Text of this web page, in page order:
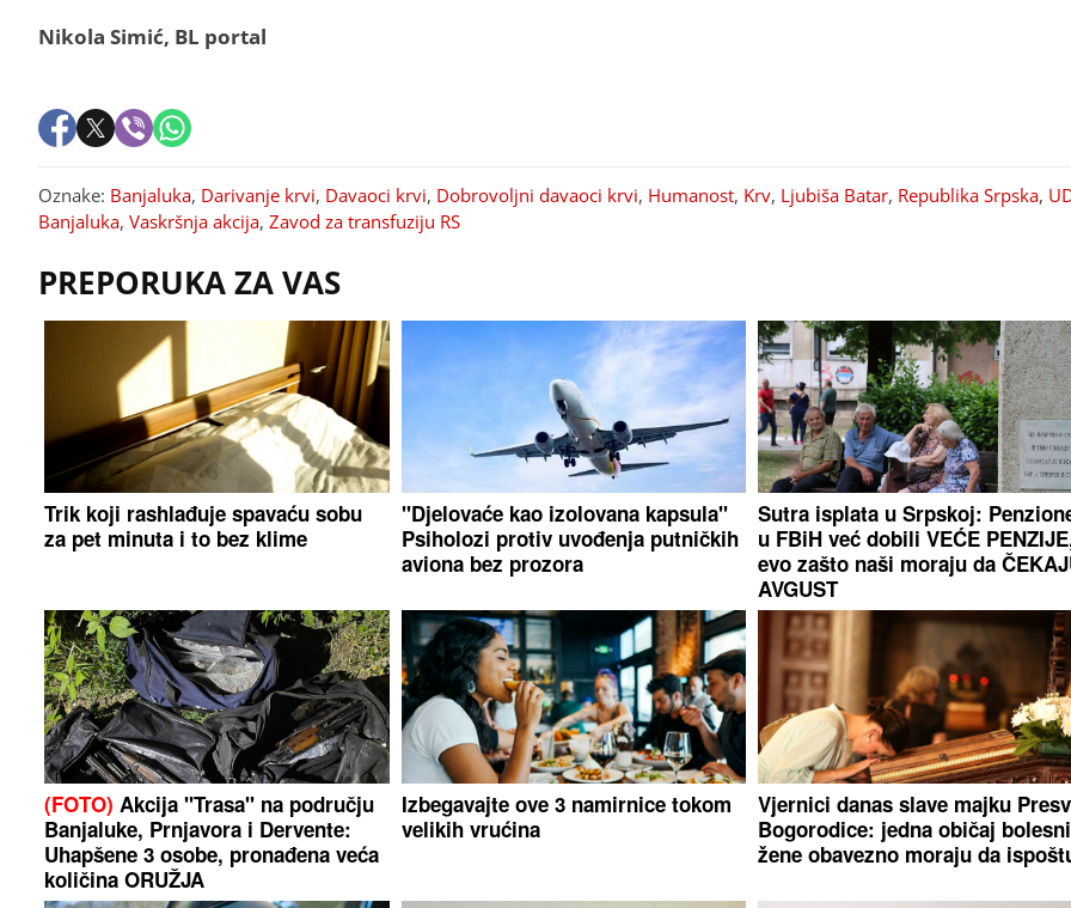
Nikola Simić, BL portal
Oznake: Banjaluka, Darivanje krvi, Davaoci krvi, Dobrovoljni davaoci krvi, Humanost, Krv, Ljubiša Batar, Republika Srpska,
Banjaluka, Vaskršnja akcija, Zavod za transfuziju RS
PREPORUKA ZA VAS
Trik koji rashlađuje spavaću sobu
za pet minuta i to bez klime
"Djelovaće kao izolovana kapsula"
Psiholozi protiv uvođenja putničkih
aviona bez prozora
Sutra isplata u Srpskoj:
u FBiH već dobili VEĆE
evo zašto naši moraju da
AVGUST
(FOTO) Akcija "Trasa" na području
Banjaluke, Prnjavora i Dervente:
Uhapšene 3 osobe, pronađena veća
količina ORUŽJA
Izbegavajte ove 3 namirnice tokom
velikih vrućina
Vjernici danas slave majku
Bogorodice: jedna običaj
žene obavezno moraju da